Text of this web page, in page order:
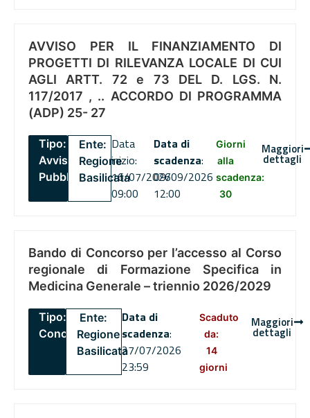
AVVISO PER IL FINANZIAMENTO DI
PROGETTI DI RILEVANZA LOCALE DI CUI
AGLI ARTT. 72 e 73 DEL D. LGS. N.
117/2017 , .. ACCORDO DI PROGRAMMA
(ADP) 25- 27
Tipo:
Avviso
Pubblico
Ente:
Regione
Basilicata
Data
inizio:
16/07/2026
09:00
Data di
scadenza:
09/09/2026
12:00
Giorni
alla
scadenza:
30
Maggiori
dettagli
Bando di Concorso per l’accesso al Corso
regionale di Formazione Specifica in
Medicina Generale – triennio 2026/2029
Tipo:
Concorsi
Ente:
Regione
Basilicata
Data di
scadenza:
27/07/2026
23:59
Scaduto
da:
14
giorni
Maggiori
dettagli